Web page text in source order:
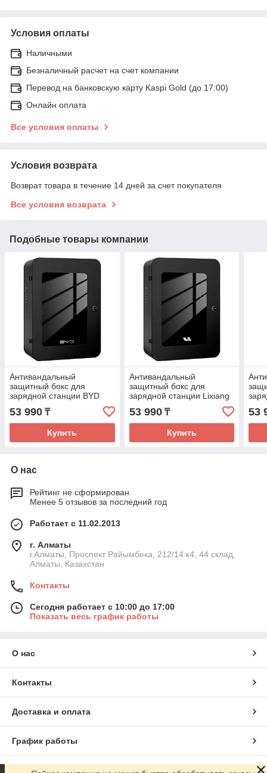
Условия оплаты
Наличными
Безналичный расчет на счет компании
Перевод на банковскую карту Kaspi Gold (до 17:00)
Онлайн оплата
Все условия оплаты
Условия возврата
Возврат товара в течение 14 дней за счет покупателя
Все условия возврата
Подобные товары компании
Антивандальный
защитный бокс для
зарядной станции BYD
53 990 ₸
Купить
Антивандальный
защитный бокс для
зарядной станции Lixiang
53 990₸
Купить
53
О нас
Рейтинг не сформирован
Менее 5 отзывов за последний год
Работает с 11.02.2013
г. Алматы
г.Алматы, Проспект Райымбека, 212/14 к4, 44 склад,
Алматы, Казахстан
Контакты
Сегодня работает с 10:00 до 17:00
Показать весь график работы
О нас
Контакты
Доставка и оплата
График работы
Полная версия сайта